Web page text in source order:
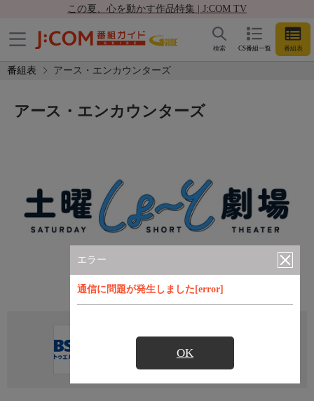
この夏、心を動かす作品特集 | J:COM TV
CS番組一覧 番組表
検索
番組表 アース・エンカウンターズ
エラー
通信に問題が発生しました[error]
OK
アース・エンカウンターズ
直近の放送予定はありません